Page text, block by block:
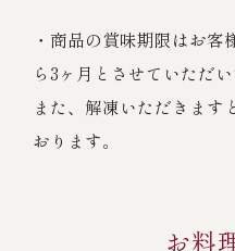
・商品の賞味期限はお
ら3ヶ月とさせていただい
また、解凍いただきます
おります。
お料